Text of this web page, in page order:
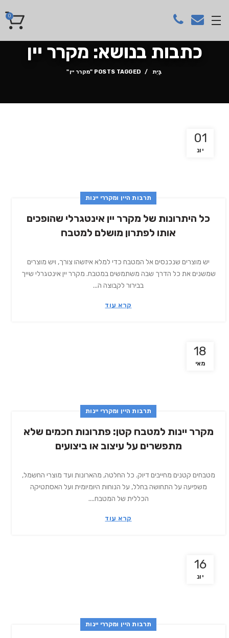
0
כתבות בנושא: מקרר יין
בַּיִת POSTS TAGGED "מקרר יין"
01
יונ
תרבות היין ומקררי יינות
כל היתרונות של מקרר יין אינטגרלי שהופכים
אותו לפתרון מושלם למטבח
יש מוצרים שנכנסים אל המטבח כדי למלא איזשהו צורך, ויש מוצרים
שמשנים את כל הדרך שבה משתמשים במטבח. מקרר יין אינטגרלי שייך
בבירור לקבוצה ה...
קרא עוד
18
מאי
תרבות היין ומקררי יינות
מקרר יינות למטבח קטן: פתרונות חכמים שלא
מתפשרים על עיצוב או ביצועים
מטבחים קטנים מחייבים דיוק. כל החלטה, מהארונות ועד מוצרי החשמל,
משפיעה על התחושה בחלל, על הנוחות היומיומית ועל האסתטיקה
הכללית של המטבח....
קרא עוד
16
יונ
תרבות היין ומקררי יינות